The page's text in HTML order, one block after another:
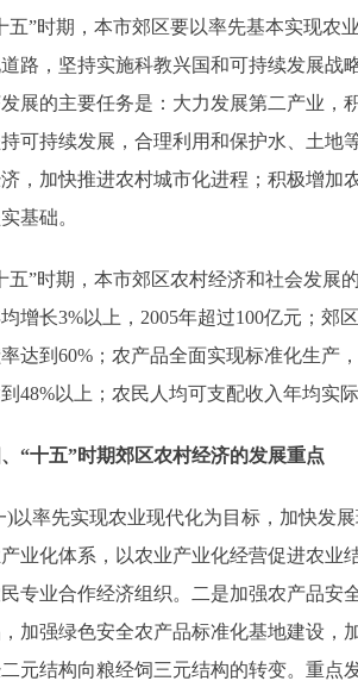
时期，本市郊区要以率先基本实现农业
路，坚持实施科教兴国和可持续发展战
展的主要任务是：大力发展第二产业，
可持续发展，合理利用和保护水、土地
，加快推进农村城市化进程；积极增加
基础。
时期，本市郊区农村经济和社会发展的
增长3%以上，2005年超过100亿元；
达到60%；农产品全面实现标准化生产
48%以上；农民人均可支配收入年均实
、“十五”时期郊区农村经济的发展重点
率先实现农业现代化为目标，加快发展
业化体系，以农业产业化经营促进农业
专业合作经济组织。二是加强农产品安
加强绿色安全农产品标准化基地建设，
元结构向粮经饲三元结构的转变。重点